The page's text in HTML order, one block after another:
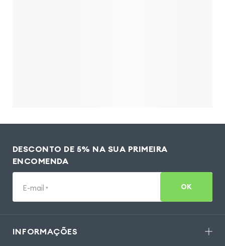
DESCONTO DE 5% NA SUA PRIMEIRA
ENCOMENDA
E-mail * OK
INFORMAÇÕES